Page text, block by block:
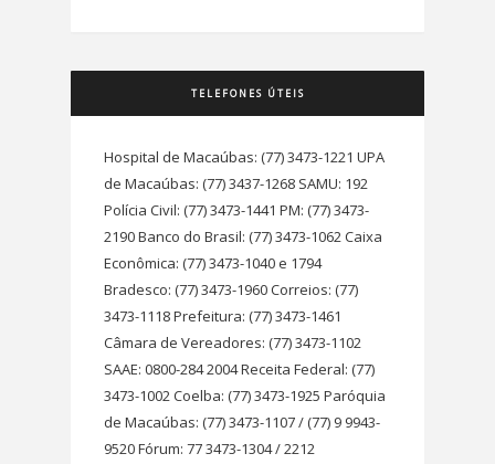
TELEFONES ÚTEIS
Hospital de Macaúbas: (77) 3473-1221 UPA
de Macaúbas: (77) 3437-1268 SAMU: 192
Polícia Civil: (77) 3473-1441 PM: (77) 3473-
2190 Banco do Brasil: (77) 3473-1062 Caixa
Econômica: (77) 3473-1040 e 1794
Bradesco: (77) 3473-1960 Correios: (77)
3473-1118 Prefeitura: (77) 3473-1461
Câmara de Vereadores: (77) 3473-1102
SAAE: 0800-284 2004 Receita Federal: (77)
3473-1002 Coelba: (77) 3473-1925 Paróquia
de Macaúbas: (77) 3473-1107 / (77) 9 9943-
9520 Fórum: 77 3473-1304 / 2212